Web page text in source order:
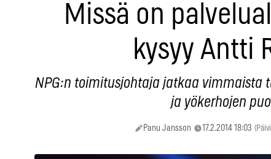
Missä on
kysyy Antti
NPG:n toimitusjohtaja jatkaa vimmaista
ja yökerhojen
Panu Jansson 17.2.2014 18:03